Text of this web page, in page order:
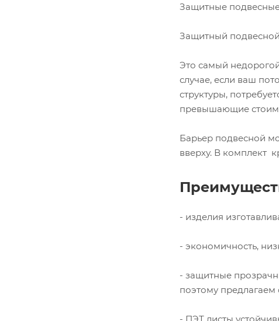
Защитные
Защитный подвесной
Это самый
случае, если ваш
структуры,
превышающие
Барьер подвесной
вверху. В комплект
- изделия
- экономичность,
- защитные
поэтому